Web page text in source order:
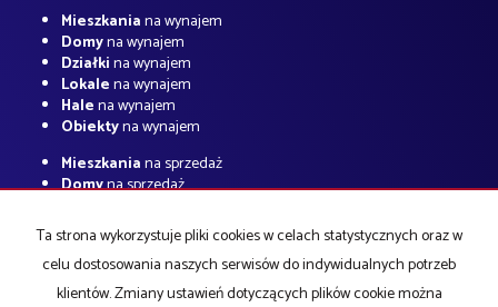
Mieszkaniana wynajem
Domyna wynajem
Działkina wynajem
Lokalena wynajem
Halena wynajem
Obiektyna wynajem
Mieszkaniana sprzedaż
Domyna sprzedaż
Lokalena sprzedaż
Halena sprzedaż
Obiektyna sprzedaż
Ta strona wykorzystuje pliki cookies w celach statystycznych oraz w
celu dostosowania naszych serwisów do indywidualnych potrzeb
klientów. Zmiany ustawień dotyczących plików cookie można